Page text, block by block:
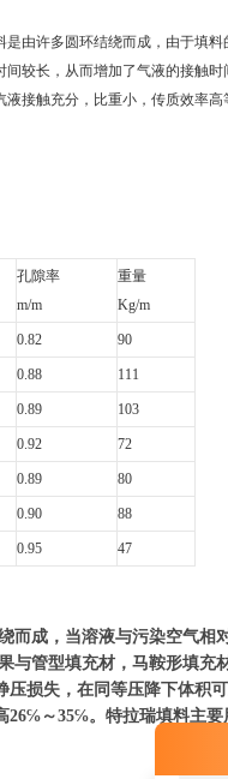
由许多圆环结绕而成，由于填料
较长，从而增加了气液的接触时
液接触充分，比重小，传质效率高
孔隙率
m/m
重量
Kg/m
0.82 90
0.88 111
0.89 103
0.92 72
0.89 80
0.90 88
0.95 47
而成，当溶液与污染空气相
与管型填充材，马鞍形填充
损失，在同等压降下体积
26℅～35℅。特拉瑞填料主要